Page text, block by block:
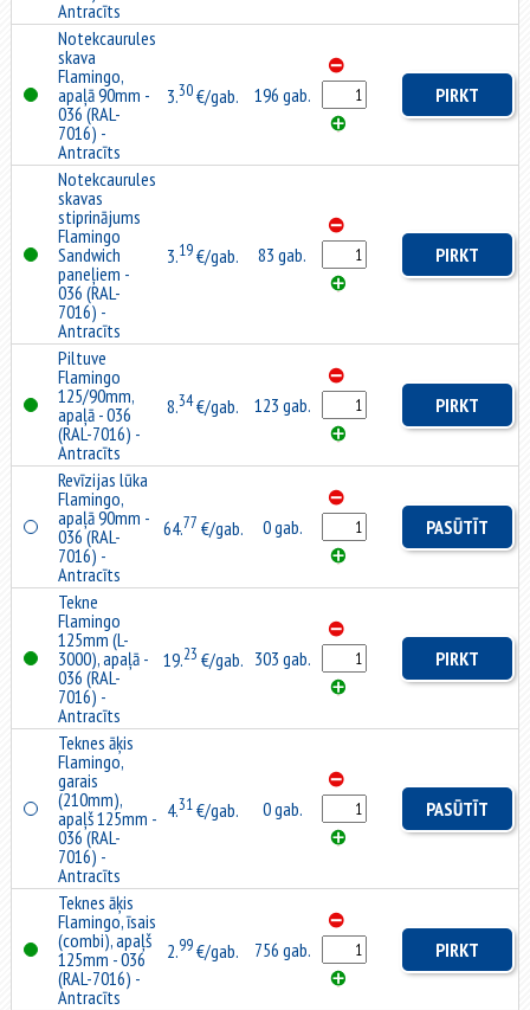
Antracīts
Notekcaurules
skava
Flamingo,
apaļā 90mm -
036 (RAL-
7016) -
Antracīts
3.30€/gab. 196 gab. PIRKT
Notekcaurules
skavas
stiprinājums
Flamingo
Sandwich
paneļiem -
036 (RAL-
7016) -
Antracīts
3.19€/gab. 83 gab. PIRKT
Piltuve
Flamingo
125/90mm,
apaļā - 036
(RAL-7016) -
Antracīts
8.34€/gab. 123 gab. PIRKT
Revīzijas lūka
Flamingo,
apaļā 90mm -
036 (RAL-
7016) -
Antracīts
64.77 €/gab. 0 gab. PASŪTĪT
Tekne
Flamingo
125mm (L-
3000), apaļā -
036 (RAL-
7016) -
Antracīts
19.23 €/gab. 303 gab. PIRKT
Teknes āķis
Flamingo,
garais
(210mm),
apaļš 125mm -
036 (RAL-
7016) -
Antracīts
4.31€/gab. 0 gab. PASŪTĪT
Teknes āķis
Flamingo, īsais
(combi), apaļš
125mm - 036
(RAL-7016) -
Antracīts
2.99€/gab. 756 gab. PIRKT